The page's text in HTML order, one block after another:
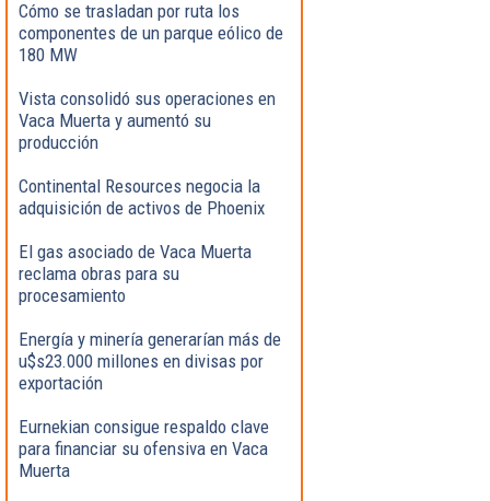
Cómo se trasladan por ruta los
componentes de un parque eólico de
180 MW
Vista consolidó sus operaciones en
Vaca Muerta y aumentó su
producción
Continental Resources negocia la
adquisición de activos de Phoenix
El gas asociado de Vaca Muerta
reclama obras para su
procesamiento
Energía y minería generarían más de
u$s23.000 millones en divisas por
exportación
Eurnekian consigue respaldo clave
para financiar su ofensiva en Vaca
Muerta